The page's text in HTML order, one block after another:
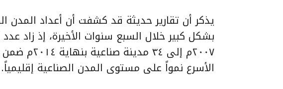
يذكر أن تقارير حديثة قد كشفت أن أعداد
٢٠٠٧م إلى ٣٤
الأسرع نمواً على مستوى المدن الصناعية إقليمياً.